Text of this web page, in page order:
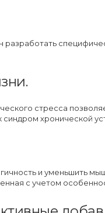
разработать
стресса
хронической
и уменьшить
с учетом